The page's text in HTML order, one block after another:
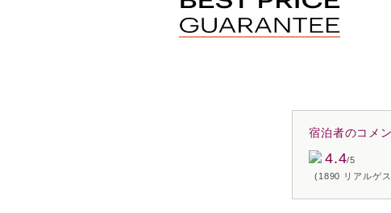
宿泊者のコメ
4.4/5
(1890 リアルゲ